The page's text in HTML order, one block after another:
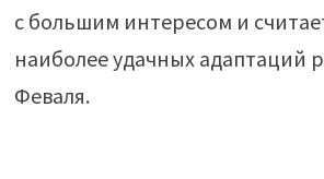
с большим интересом и
наиболее удачных адаптаций
Феваля.